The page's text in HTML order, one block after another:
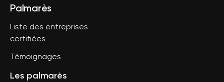
Palmarès
Liste des entreprises
certifiées
Témoignages
Les palmarès